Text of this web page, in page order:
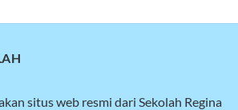
situs web resmi dari Sekolah Regina